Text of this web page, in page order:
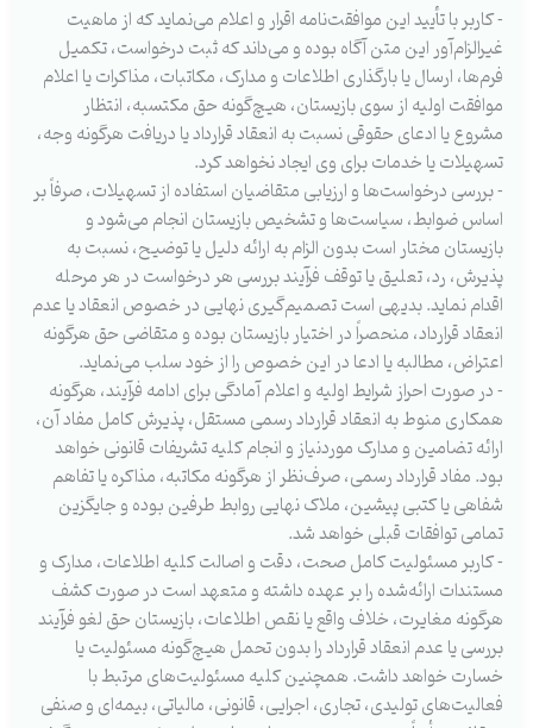
⁃ کاربر با تأیید این موافقت‌نامه اقرار و اعلام می‌نماید که از ماهیت
غیرالزام‌آور این متن آگاه بوده و می‌داند که ثبت درخواست، تکمیل
فرم‌ها، ارسال یا بارگذاری اطلاعات و مدارک، مکاتبات، مذاکرات یا اعلام
موافقت اولیه از سوی بازیستان، هیچ‌گونه حق مکتسبه، انتظار
مشروع یا ادعای حقوقی نسبت به انعقاد قرارداد یا دریافت هرگونه وجه،
تسهیلات یا خدمات برای وی ایجاد نخواهد کرد.
⁃ بررسی درخواست‌ها و ارزیابی متقاضیان استفاده از تسهیلات، صرفاً بر
اساس ضوابط، سیاست‌ها و تشخیص بازیستان انجام می‌شود و
بازیستان مختار است بدون الزام به ارائه دلیل یا توضیح، نسبت به
پذیرش، رد، تعلیق یا توقف فرآیند بررسی هر درخواست در هر مرحله
اقدام نماید. بدیهی است تصمیم‌گیری نهایی در خصوص انعقاد یا عدم
انعقاد قرارداد، منحصراً در اختیار بازیستان بوده و متقاضی حق هرگونه
اعتراض، مطالبه یا ادعا در این خصوص را از خود سلب می‌نماید.
⁃ در صورت احراز شرایط اولیه و اعلام آمادگی برای ادامه فرآیند، هرگونه
همکاری منوط به انعقاد قرارداد رسمی مستقل، پذیرش کامل مفاد آن،
ارائه تضامین و مدارک موردنیاز و انجام کلیه تشریفات قانونی خواهد
بود. مفاد قرارداد رسمی، صرف‌نظر از هرگونه مکاتبه، مذاکره یا تفاهم
شفاهی یا کتبی پیشین، ملاک نهایی روابط طرفین بوده و جایگزین
تمامی توافقات قبلی خواهد شد.
⁃ کاربر مسئولیت کامل صحت، دقت و اصالت کلیه اطلاعات، مدارک و
مستندات ارائه‌شده را بر عهده داشته و متعهد است در صورت کشف
هرگونه مغایرت، خلاف واقع یا نقص اطلاعات، بازیستان حق لغو فرآیند
بررسی یا عدم انعقاد قرارداد را بدون تحمل هیچ‌گونه مسئولیت یا
خسارت خواهد داشت. همچنین کلیه مسئولیت‌های مرتبط با
فعالیت‌های تولیدی، تجاری، اجرایی، قانونی، مالیاتی، بیمه‌ای و صنفی